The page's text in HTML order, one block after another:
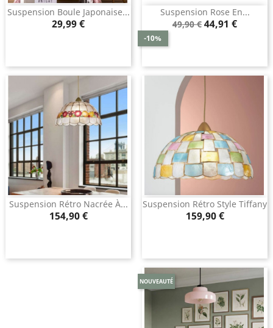
Suspension Boule Japonaise...
Prix
29,99 €
Suspension Rose En...
Prix
49,90 €
-10%
Prix
44,91 €
Suspension Rétro Nacrée À...
Prix
154,90 €
Suspension Rétro Style Tiffany
Prix
159,90 €
NOUVEAUTÉ